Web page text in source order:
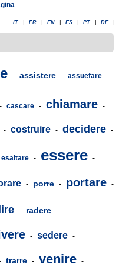
IT FR EN ES PT DE
- assistere - assuefare -
- cascare - chiamare -
- costruire - decidere -
esaltare - essere -
- porre - portare -
- radere -
- sedere -
trarre - venire -